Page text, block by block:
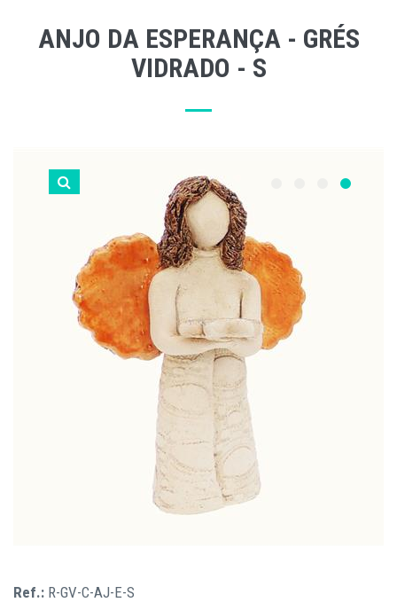
ANJO DA ESPERANÇA - GRÉS
VIDRADO - S
Ref.: R-GV-C-AJ-E-S